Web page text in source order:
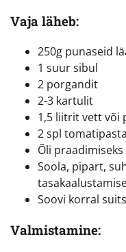
Vaja läheb:
250g punaseid
1 suur sibul
2 porgandit
2-3 kartulit
1,5 liitrit vett või
2 spl
Õli praadimiseks
Soola, pipart,
Soovi korral
Valmistamine: